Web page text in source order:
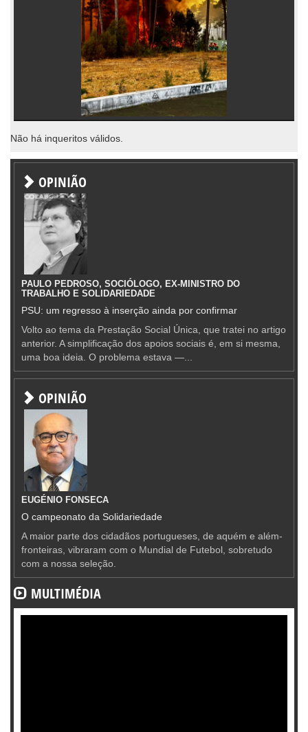
Não há inqueritos válidos.
OPINIÃO
PAULO PEDROSO, SOCIÓLOGO, EX-MINISTRO DO
TRABALHO E SOLIDARIEDADE
PSU: um regresso à inserção ainda por confirmar
Volto ao tema da Prestação Social Única, que tratei no artigo
anterior. A simplificação dos apoios sociais é, em si mesma,
uma boa ideia. O problema estava —...
OPINIÃO
EUGÉNIO FONSECA
O campeonato da Solidariedade
A maior parte dos cidadãos portugueses, de aquém e além-
fronteiras, vibraram com o Mundial de Futebol, sobretudo
com a nossa seleção.
MULTIMÉDIA